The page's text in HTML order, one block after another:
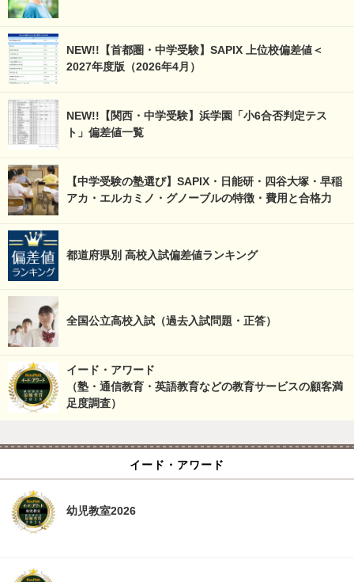
NEW!!【首都圏・中学受験】SAPIX 上位校偏差値＜
2027年度版（2026年4月）
NEW!!【関西・中学受験】浜学園「小6合否判定テス
ト」偏差値一覧
【中学受験の塾選び】SAPIX・日能研・四谷大塚・早稲
アカ・エルカミノ・グノーブルの特徴・費用と合格力
都道府県別 高校入試偏差値ランキング
全国公立高校入試（過去入試問題・正答）
イード・アワード
（塾・通信教育・英語教育などの教育サービスの顧客満
足度調査）
イード・アワード
幼児教室2026